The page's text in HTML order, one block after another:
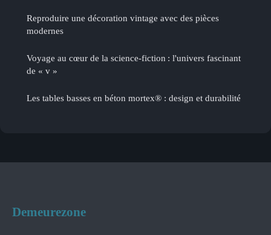
Reproduire une décoration vintage avec des pièces
modernes
Voyage au cœur de la science-fiction : l'univers fascinant
de « v »
Les tables basses en béton mortex® : design et durabilité
Demeurezone